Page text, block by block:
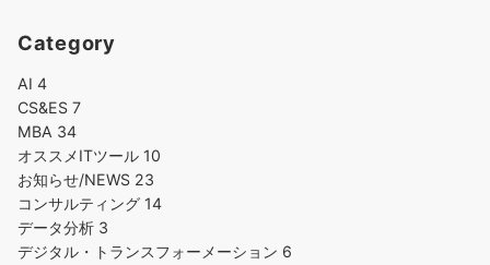
Category
AI 4
CS&ES 7
MBA 34
オススメITツール 10
お知らせ/NEWS 23
コンサルティング 14
データ分析 3
デジタル・トランスフォーメーション 6